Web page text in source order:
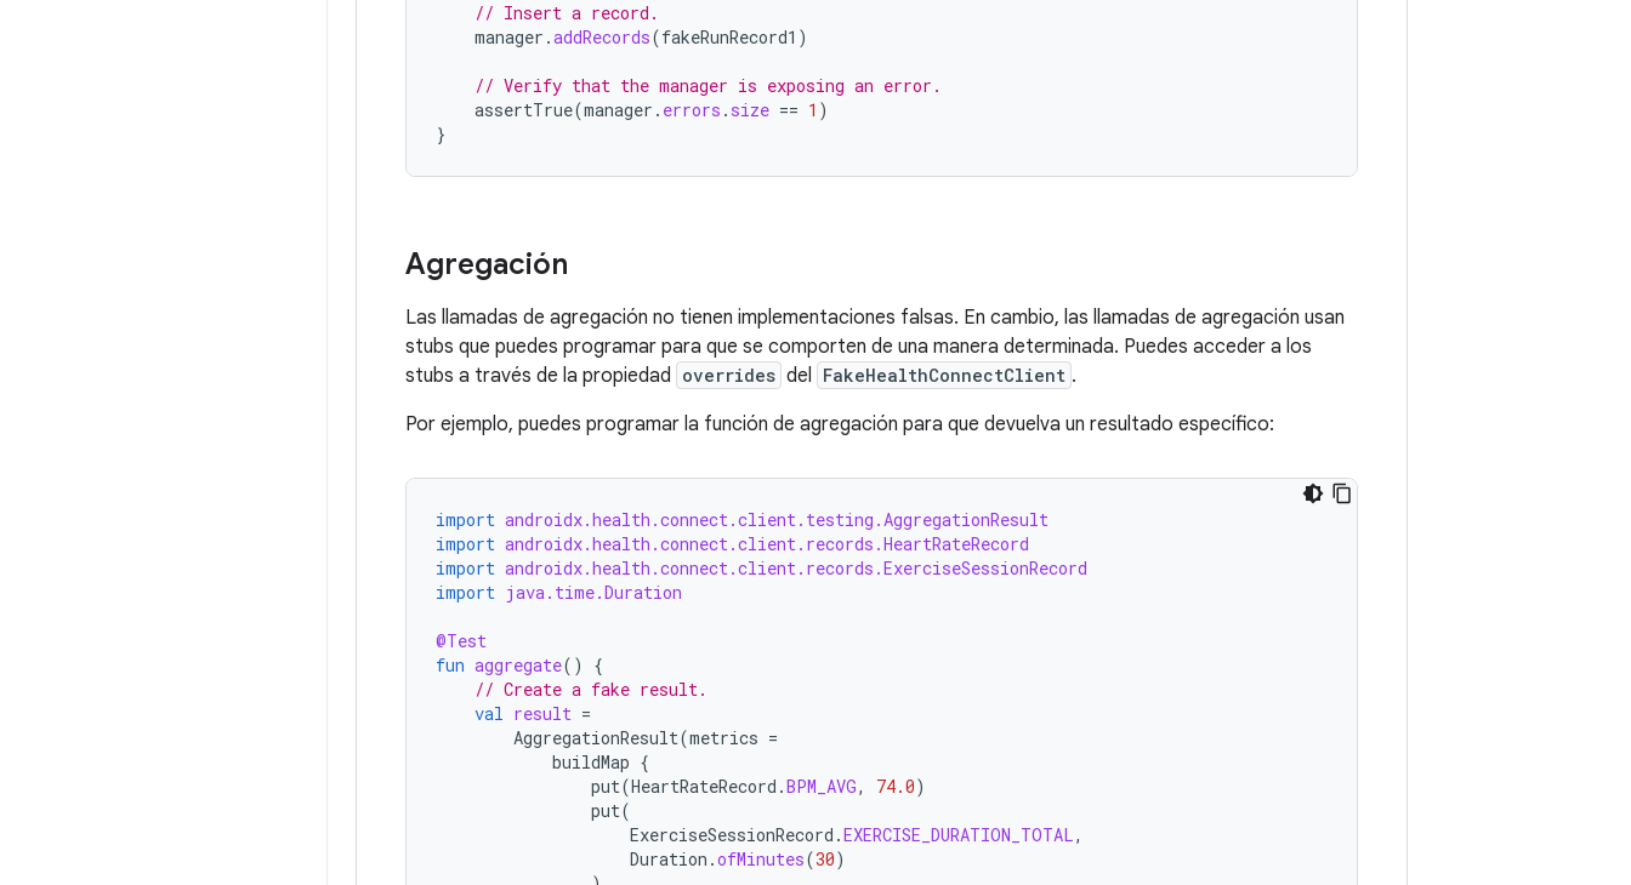
// Insert a record.
manager .addRecords(fakeRunRecord1 )
// Verify that the manager is exposing an error.
assertTrue(manager . errors . size == 1 )
}
Agregación
Las llamadas de agregación no tienen implementaciones falsas. En cambio, las llamadas de agregación usan
stubs que puedes programar para que se comporten de una manera determinada. Puedes acceder a los
stubs a través de la propiedad overrides del FakeHealthConnectClient .
Por ejemplo, puedes programar la función de agregación para que devuelva un resultado específico:
import androidx.health.connect.client.testing.AggregationResult
import androidx.health.connect.client.records.HeartRateRecord
import androidx.health.connect.client.records.ExerciseSessionRecord
import java.time.Duration
@Test
fun aggregate()
{
// Create a fake result.
val result =
AggregationResult(metrics =
buildMap {
put(HeartRateRecord .BPM_AVG, 74.0)
put(
ExerciseSessionRecord .EXERCISE_DURATION_TOTAL,
Duration .ofMinutes(30)